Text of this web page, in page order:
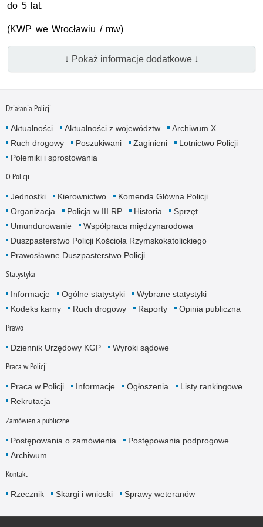
do 5 lat.
(KWP we Wrocławiu / mw)
↓ Pokaż informacje dodatkowe ↓
Działania Policji
Aktualności Aktualności z województw
Archiwum X
Ruch drogowy
Poszukiwani Zaginieni
Lotnictwo Policji
Polemiki i sprostowania
O Policji
Jednostki Kierownictwo
Komenda Główna Policji
Organizacja
Policja w III RP Historia
Sprzęt
Umundurowanie
Współpraca międzynarodowa
Duszpasterstwo Policji Kościoła Rzymskokatolickiego
Prawosławne Duszpasterstwo Policji
Statystyka
Informacje Ogólne statystyki
Wybrane statystyki
Kodeks karny
Ruch drogowy Raporty Opinia publiczna
Prawo
Dziennik Urzędowy KGP Wyroki sądowe
Praca w Policji
Praca w Policji Informacje Ogłoszenia
Listy rankingowe
Rekrutacja
Zamówienia publiczne
Postępowania o zamówienia
Postępowania podprogowe
Archiwum
Kontakt
Rzecznik Skargi i wnioski Sprawy weteranów